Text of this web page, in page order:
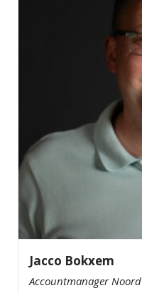
Jacco Bokxem
Accountmanager Noord